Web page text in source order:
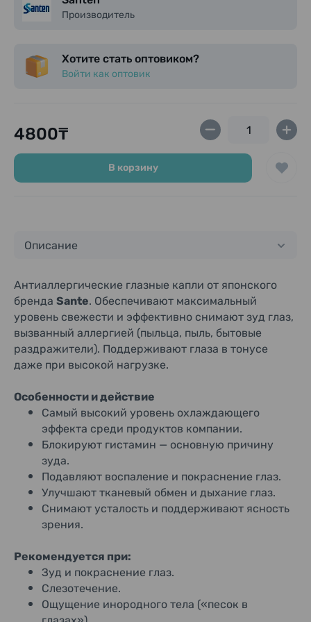
Производитель
Хотите стать оптовиком?
Войти как оптовик
4800₸
В корзину
Описание
Антиаллергические глазные капли от японского
бренда Sante. Обеспечивают максимальный
уровень свежести и эффективно снимают зуд глаз,
вызванный аллергией (пыльца, пыль, бытовые
раздражители). Поддерживают глаза в тонусе
даже при высокой нагрузке.
Особенности и действие
Самый высокий уровень охлаждающего
эффекта среди продуктов компании.
Блокируют гистамин — основную причину
зуда.
Подавляют воспаление и покраснение глаз.
Улучшают тканевый обмен и дыхание глаз.
Снимают усталость и поддерживают ясность
зрения.
Рекомендуется при:
Зуд и покраснение глаз.
Слезотечение.
Ощущение инородного тела («песок в